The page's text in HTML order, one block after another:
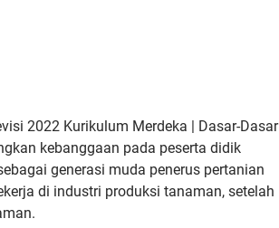
2022 Kurikulum Merdeka | Dasar-Dasar
kebanggaan pada peserta didik
generasi muda penerus pertanian
di industri produksi tanaman, setelah